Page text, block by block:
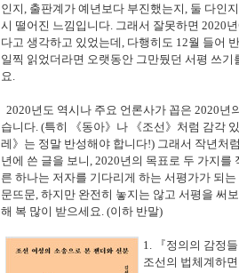
인지, 출판계가 예년보다 부진했는지, 둘 다인
시 떨어진 느낌입니다. 그래서 잘못하면 2020
다고 생각하고 있었는데, 다행히도 12월 들어
일찍 읽었더라면 오랫동안 그만뒀던 서평 쓰
요.
2020년도 역시나 주요 언론사가 꼽은 2020년
습니다. (특히 《동아》 나 《조선 》 처럼 감각
레 》 는 정말 반성해야 합니다!) 그래서 작년처럼
년에 쓴 글을 보니, 2020년의 목표로 두 가지를
른 하나는 저자를 기다리게 하는 서평가가 되는
문뜨문, 하지만 완전히 놓지는 않고 서평을 써
해 복 많이 받으세요. (이하 반말)
1. 『정의의 감정들
조선의 법체계하